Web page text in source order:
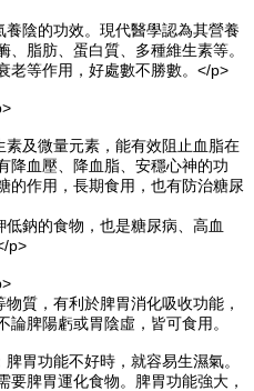
陰的功效。現代醫學認為其營養
脂肪、蛋白質、多種維生素等。
老等作用，好處數不勝數。</p>
及微量元素，能有效阻止血脂在
降血壓、降血脂、安穩心神的功
的作用，長期食用，也有防治糖尿
鈉的食物，也是糖尿病、高血
p>
質，有利於脾胃消化吸收功能，
脾陽虧或胃陰虛，皆可食用。
胃功能不好時，就容易生濕氣。
脾胃運化食物。脾胃功能強大，